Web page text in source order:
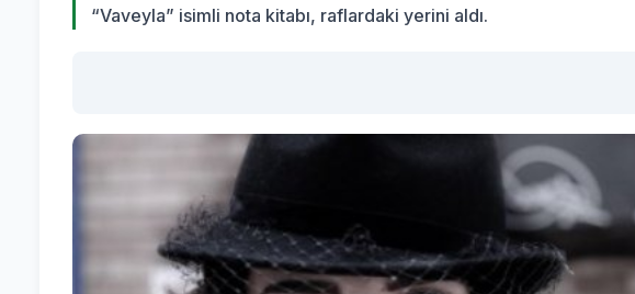
“Vaveyla” isimli nota kitabı, raflardaki yerini aldı.